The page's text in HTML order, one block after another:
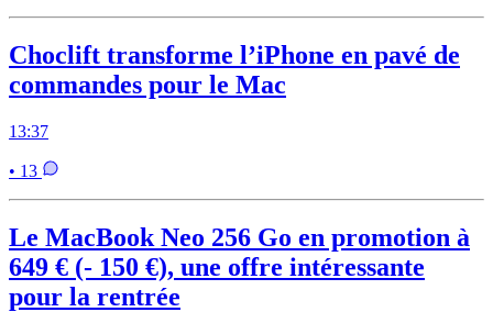
Choclift transforme l’iPhone en pavé de
commandes pour le Mac
13:37
• 13
Le MacBook Neo 256 Go en promotion à
649 € (- 150 €), une offre intéressante
pour la rentrée